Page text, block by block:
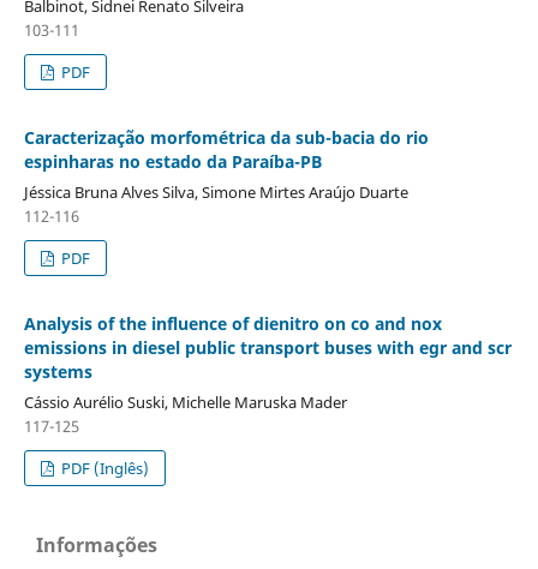
Balbinot, Sidnei Renato Silveira
103-111
PDF
Caracterização morfométrica da sub-bacia do rio
espinharas no estado da Paraíba-PB
Jéssica Bruna Alves Silva, Simone Mirtes Araújo Duarte
112-116
PDF
Analysis of the influence of dienitro on co and nox
emissions in diesel public transport buses with egr and scr
systems
Cássio Aurélio Suski, Michelle Maruska Mader
117-125
PDF (Inglês)
Informações